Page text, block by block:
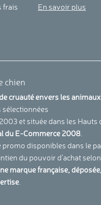
frais
En savoir plus
chien
cruauté envers les animaux
et située dans les Hauts
du E-Commerce 2008
promo disponibles dans le
du pouvoir d'achat
marque française,